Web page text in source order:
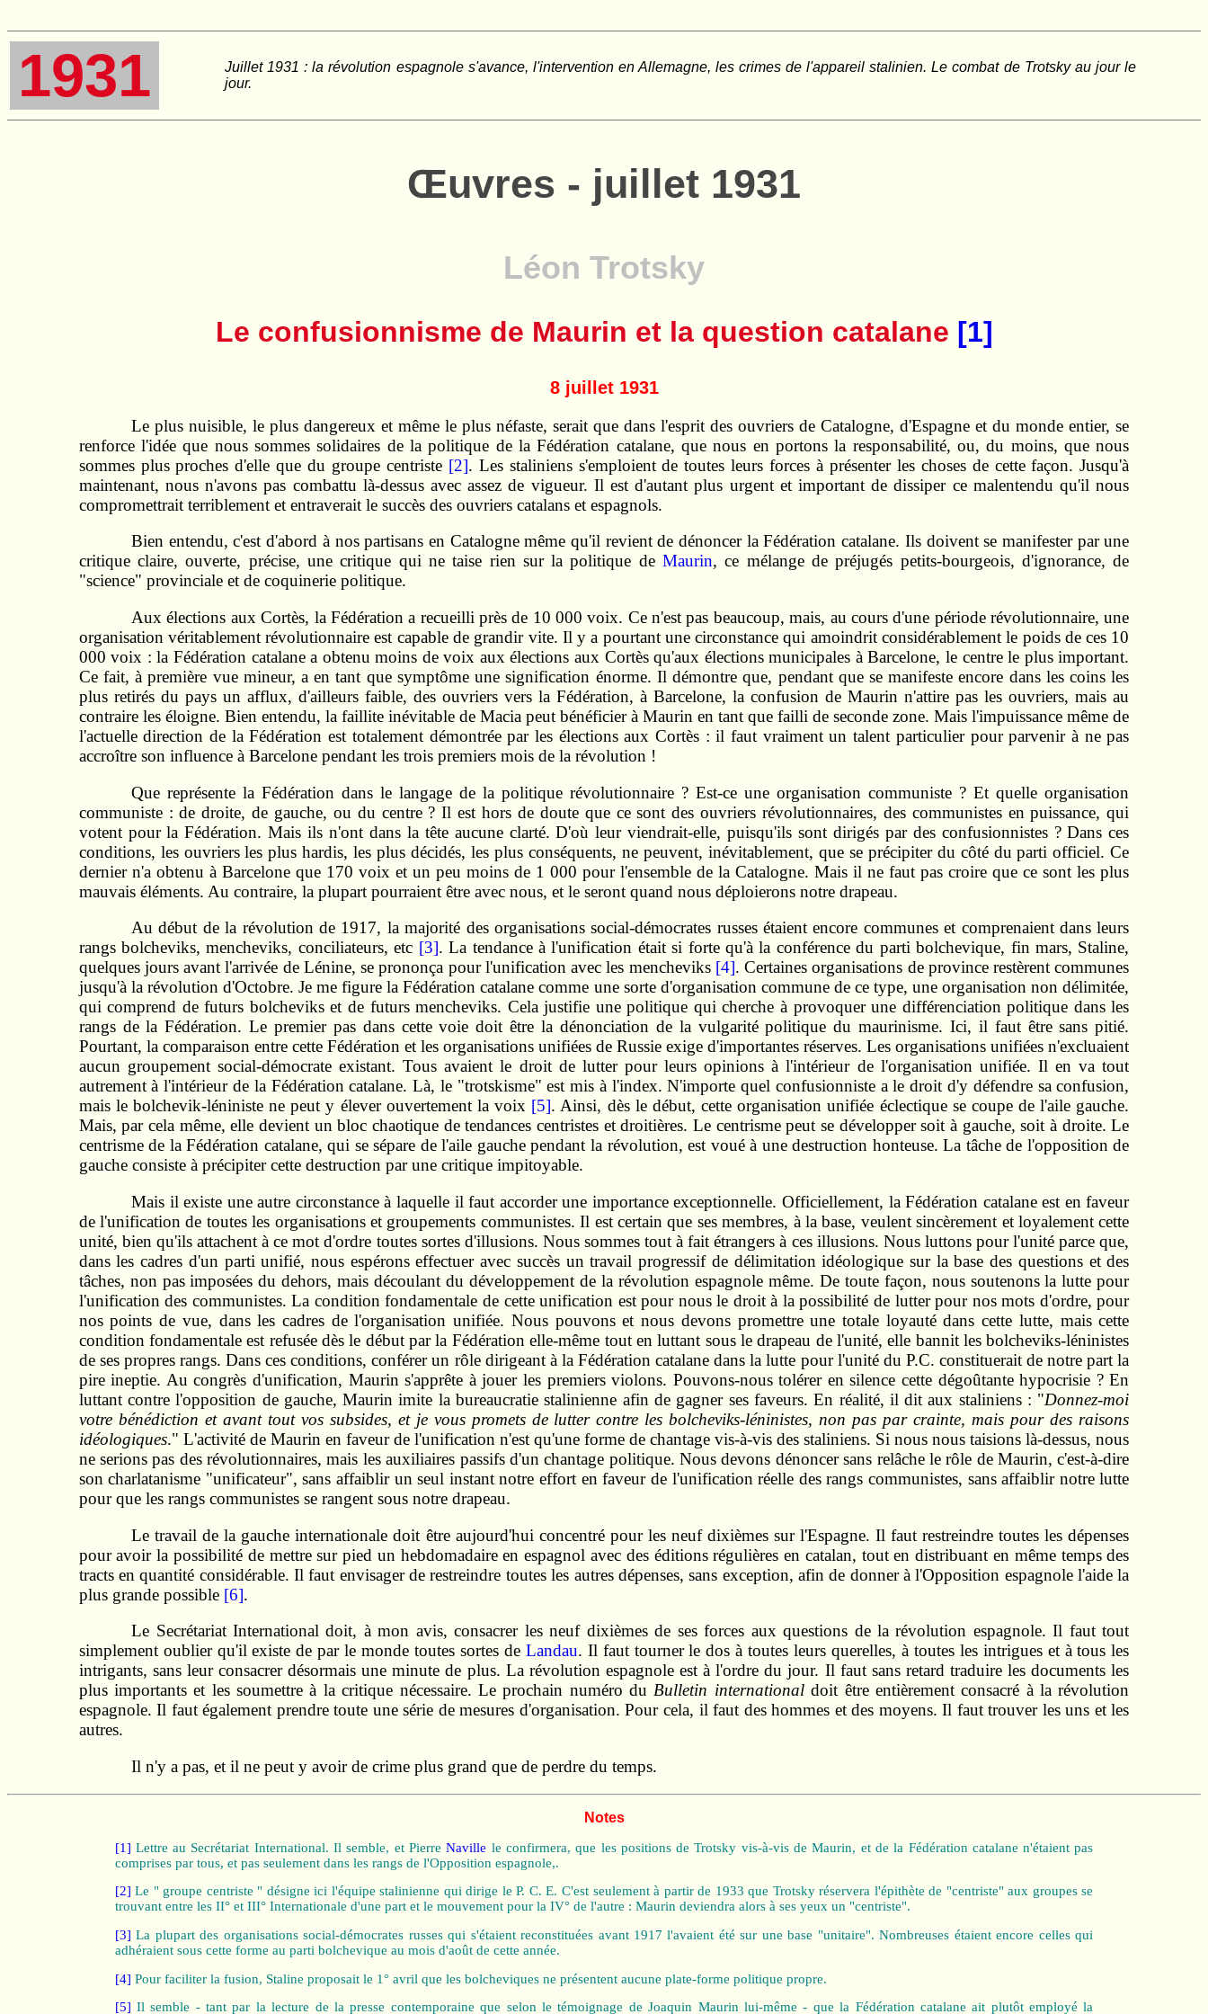
1931
Juillet 1931 : la révolution espagnole s'avance, l'intervention en Allemagne, les crimes de l'appareil stalinien. Le combat de Trotsky au jour le
jour.
Œuvres - juillet 1931
Léon Trotsky
Le confusionnisme de Maurin et la question catalane [1]
8 juillet 1931
Le plus nuisible, le plus dangereux et même le plus néfaste, serait que dans l'esprit des ouvriers de Catalogne, d'Espagne et du monde entier, se
renforce l'idée que nous sommes solidaires de la politique de la Fédération catalane, que nous en portons la responsabilité, ou, du moins, que nous
sommes plus proches d'elle que du groupe centriste [2]. Les staliniens s'emploient de toutes leurs forces à présenter les choses de cette façon. Jusqu'à
maintenant, nous n'avons pas combattu là-dessus avec assez de vigueur. Il est d'autant plus urgent et important de dissiper ce malentendu qu'il nous
compromettrait terriblement et entraverait le succès des ouvriers catalans et espagnols.
Bien entendu, c'est d'abord à nos partisans en Catalogne même qu'il revient de dénoncer la Fédération catalane. Ils doivent se manifester par une
critique claire, ouverte, précise, une critique qui ne taise rien sur la politique deMaurin, ce mélange de préjugés petits-bourgeois, d'ignorance, de
"science" provinciale et de coquinerie politique.
Aux élections aux Cortès, la Fédération a recueilli près de 10 000 voix. Ce n'est pas beaucoup, mais, au cours d'une période révolutionnaire, une
organisation véritablement révolutionnaire est capable de grandir vite. Il y a pourtant une circonstance qui amoindrit considérablement le poids de ces 10
000 voix : la Fédération catalane a obtenu moins de voix aux élections aux Cortès qu'aux élections municipales à Barcelone, le centre le plus important.
Ce fait, à première vue mineur, a en tant que symptôme une signification énorme. Il démontre que, pendant que se manifeste encore dans les coins les
plus retirés du pays un afflux, d'ailleurs faible, des ouvriers vers la Fédération, à Barcelone, la confusion de Maurin n'attire pas les ouvriers, mais au
contraire les éloigne. Bien entendu, la faillite inévitable de Macia peut bénéficier à Maurin en tant que failli de seconde zone. Mais l'impuissance même de
l'actuelle direction de la Fédération est totalement démontrée par les élections aux Cortès : il faut vraiment un talent particulier pour parvenir à ne pas
accroître son influence à Barcelone pendant les trois premiers mois de la révolution !
Que représente la Fédération dans le langage de la politique révolutionnaire ? Est-ce une organisation communiste ? Et quelle organisation
communiste : de droite, de gauche, ou du centre ? Il est hors de doute que ce sont des ouvriers révolutionnaires, des communistes en puissance, qui
votent pour la Fédération. Mais ils n'ont dans la tête aucune clarté. D'où leur viendrait-elle, puisqu'ils sont dirigés par des confusionnistes ? Dans ces
conditions, les ouvriers les plus hardis, les plus décidés, les plus conséquents, ne peuvent, inévitablement, que se précipiter du côté du parti officiel. Ce
dernier n'a obtenu à Barcelone que 170 voix et un peu moins de 1 000 pour l'ensemble de la Catalogne. Mais il ne faut pas croire que ce sont les plus
mauvais éléments. Au contraire, la plupart pourraient être avec nous, et le seront quand nous déploierons notre drapeau.
Au début de la révolution de 1917, la majorité des organisations social-démocrates russes étaient encore communes et comprenaient dans leurs
rangs bolcheviks, mencheviks, conciliateurs, etc [3]. La tendance à l'unification était si forte qu'à la conférence du parti bolchevique, fin mars, Staline,
quelques jours avant l'arrivée de Lénine, se prononça pour l'unification avec les mencheviks [4]. Certaines organisations de province restèrent communes
jusqu'à la révolution d'Octobre. Je me figure la Fédération catalane comme une sorte d'organisation commune de ce type, une organisation non délimitée,
qui comprend de futurs bolcheviks et de futurs mencheviks. Cela justifie une politique qui cherche à provoquer une différenciation politique dans les
rangs de la Fédération. Le premier pas dans cette voie doit être la dénonciation de la vulgarité politique du maurinisme. Ici, il faut être sans pitié.
Pourtant, la comparaison entre cette Fédération et les organisations unifiées de Russie exige d'importantes réserves. Les organisations unifiées n'excluaient
aucun groupement social-démocrate existant. Tous avaient le droit de lutter pour leurs opinions à l'intérieur de l'organisation unifiée. Il en va tout
autrement à l'intérieur de la Fédération catalane. Là, le "trotskisme" est mis à l'index. N'importe quel confusionniste a le droit d'y défendre sa confusion,
mais le bolchevik-léniniste ne peut y élever ouvertement la voix [5]. Ainsi, dès le début, cette organisation unifiée éclectique se coupe de l'aile gauche.
Mais, par cela même, elle devient un bloc chaotique de tendances centristes et droitières. Le centrisme peut se développer soit à gauche, soit à droite. Le
centrisme de la Fédération catalane, qui se sépare de l'aile gauche pendant la révolution, est voué à une destruction honteuse. La tâche de l'opposition de
gauche consiste à précipiter cette destruction par une critique impitoyable.
Mais il existe une autre circonstance à laquelle il faut accorder une importance exceptionnelle. Officiellement, la Fédération catalane est en faveur
de l'unification de toutes les organisations et groupements communistes. Il est certain que ses membres, à la base, veulent sincèrement et loyalement cette
unité, bien qu'ils attachent à ce mot d'ordre toutes sortes d'illusions. Nous sommes tout à fait étrangers à ces illusions. Nous luttons pour l'unité parce que,
dans les cadres d'un parti unifié, nous espérons effectuer avec succès un travail progressif de délimitation idéologique sur la base des questions et des
tâches, non pas imposées du dehors, mais découlant du développement de la révolution espagnole même. De toute façon, nous soutenons la lutte pour
l'unification des communistes. La condition fondamentale de cette unification est pour nous le droit à la possibilité de lutter pour nos mots d'ordre, pour
nos points de vue, dans les cadres de l'organisation unifiée. Nous pouvons et nous devons promettre une totale loyauté dans cette lutte, mais cette
condition fondamentale est refusée dès le début par la Fédération elle-même tout en luttant sous le drapeau de l'unité, elle bannit les bolcheviks-léninistes
de ses propres rangs. Dans ces conditions, conférer un rôle dirigeant à la Fédération catalane dans la lutte pour l'unité du P.C. constituerait de notre part la
pire ineptie. Au congrès d'unification, Maurin s'apprête à jouer les premiers violons. Pouvons-nous tolérer en silence cette dégoûtante hypocrisie ? En
luttant contre l'opposition de gauche, Maurin imite la bureaucratie stalinienne afin de gagner ses faveurs. En réalité, il dit aux staliniens : "Donnez-moi
votre bénédiction et avant tout vos subsides, et je vous promets de lutter contre les bolcheviks-léninistes, non pas par crainte, mais pour des raisons
idéologiques." L'activité de Maurin en faveur de l'unification n'est qu'une forme de chantage vis-à-vis des staliniens. Si nous nous taisions là-dessus, nous
ne serions pas des révolutionnaires, mais les auxiliaires passifs d'un chantage politique. Nous devons dénoncer sans relâche le rôle de Maurin, c'est-à-dire
son charlatanisme "unificateur", sans affaiblir un seul instant notre effort en faveur de l'unification réelle des rangs communistes, sans affaiblir notre lutte
pour que les rangs communistes se rangent sous notre drapeau.
Le travail de la gauche internationale doit être aujourd'hui concentré pour les neuf dixièmes sur l'Espagne. Il faut restreindre toutes les dépenses
pour avoir la possibilité de mettre sur pied un hebdomadaire en espagnol avec des éditions régulières en catalan, tout en distribuant en même temps des
tracts en quantité considérable. Il faut envisager de restreindre toutes les autres dépenses, sans exception, afin de donner à l'Opposition espagnole l'aide la
plus grande possible [6].
Le Secrétariat International doit, à mon avis, consacrer les neuf dixièmes de ses forces aux questions de la révolution espagnole. Il faut tout
simplement oublier qu'il existe de par le monde toutes sortes de Landau. Il faut tourner le dos à toutes leurs querelles, à toutes les intrigues et à tous les
intrigants, sans leur consacrer désormais une minute de plus. La révolution espagnole est à l'ordre du jour. Il faut sans retard traduire les documents les
plus importants et les soumettre à la critique nécessaire. Le prochain numéro duBulletin internationaldoit être entièrement consacré à la révolution
espagnole. Il faut également prendre toute une série de mesures d'organisation. Pour cela, il faut des hommes et des moyens. Il faut trouver les uns et les
autres.
Il n'y a pas, et il ne peut y avoir de crime plus grand que de perdre du temps.
Notes
[1] Lettre au Secrétariat International. Il semble, et PierreNaville le confirmera, que les positions de Trotsky vis-à-vis de Maurin, et de la Fédération catalane n'étaient pas
comprises par tous, et pas seulement dans les rangs de l'Opposition espagnole,.
[2] Le " groupe centriste " désigne ici l'équipe stalinienne qui dirige le P. C. E. C'est seulement à partir de 1933 que Trotsky réservera l'épithète de "centriste" aux groupes se
trouvant entre les II° et III° Internationale d'une part et le mouvement pour la IV° de l'autre : Maurin deviendra alors à ses yeux un "centriste".
[3] La plupart des organisations social-démocrates russes qui s'étaient reconstituées avant 1917 l'avaient été sur une base "unitaire". Nombreuses étaient encore celles qui
adhéraient sous cette forme au parti bolchevique au mois d'août de cette année.
[4] Pour faciliter la fusion, Staline proposait le 1° avril que les bolcheviques ne présentent aucune plate-forme politique propre.
[5] Il semble - tant par la lecture de la presse contemporaine que selon le témoignage de Joaquin Maurin lui-même - que la Fédération catalane ait plutôt employé la